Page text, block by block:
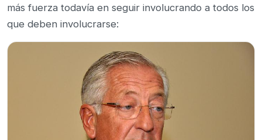
más fuerza todavía en seguir involucrando a todos los
que deben involucrarse: